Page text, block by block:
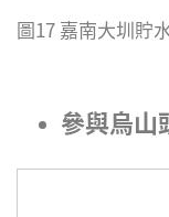
圖17 嘉南大圳貯
參與烏山